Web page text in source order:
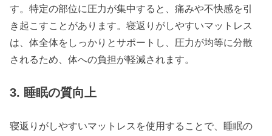
す。特定の部位に圧力が集中すると、痛みや不快感を引
き起こすことがあります。寝返りがしやすいマットレス
は、体全体をしっかりとサポートし、圧力が均等に分散
されるため、体への負担が軽減されます。
3. 睡眠の質向上
寝返りがしやすいマットレスを使用することで、睡眠の